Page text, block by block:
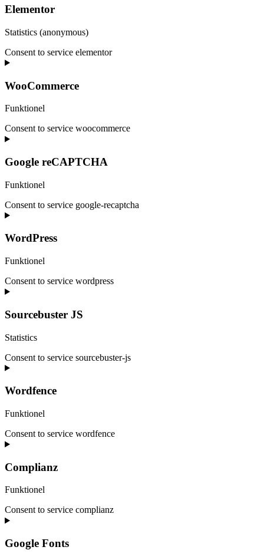
Elementor
Statistics (anonymous)
Consent to service elementor
WooCommerce
Funktionel
Consent to service woocommerce
Google reCAPTCHA
Funktionel
Consent to service google-recaptcha
WordPress
Funktionel
Consent to service wordpress
Sourcebuster JS
Statistics
Consent to service sourcebuster-js
Wordfence
Funktionel
Consent to service wordfence
Complianz
Funktionel
Consent to service complianz
Google Fonts